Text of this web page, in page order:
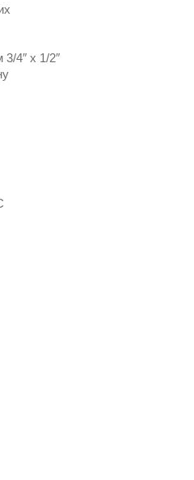
3/4″ x 1/2″